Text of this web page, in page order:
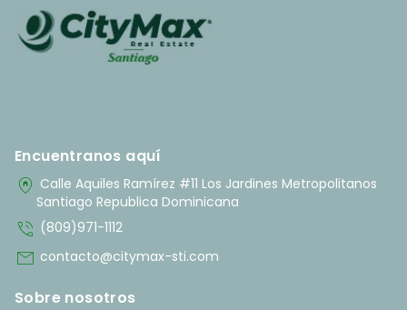
Encuentranos aquí
home_pin Calle Aquiles Ramírez #11 Los Jardines Metropolitanos
Santiago Republica Dominicana
phone_in_talk (809)971-1112
mail contacto@citymax-sti.com
Sobre nosotros